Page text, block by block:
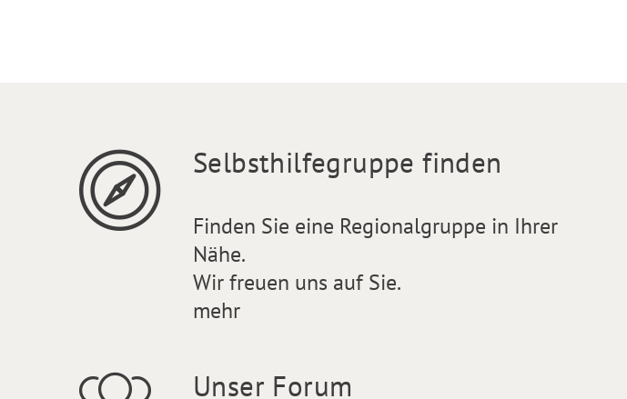
Selbsthilfegruppe finden
Finden Sie eine Regionalgruppe in Ihrer
Nähe.
Wir freuen uns auf Sie.
mehr
Unser Forum